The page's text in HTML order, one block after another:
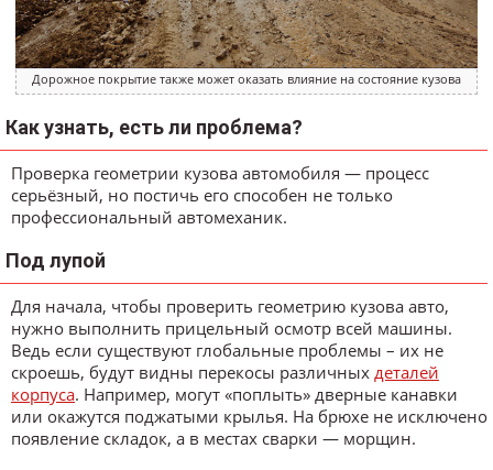
Дорожное покрытие также может оказать влияние на состояние кузова
Как узнать, есть ли проблема?
Проверка геометрии кузова автомобиля — процесс
серьёзный, но постичь его способен не только
профессиональный автомеханик.
Под лупой
Для начала, чтобы проверить геометрию кузова авто,
нужно выполнить прицельный осмотр всей машины.
Ведь если существуют глобальные проблемы – их не
скроешь, будут видны перекосы различных деталей
корпуса. Например, могут «поплыть» дверные канавки
или окажутся поджатыми крылья. На брюхе не исключено
появление складок, а в местах сварки — морщин.